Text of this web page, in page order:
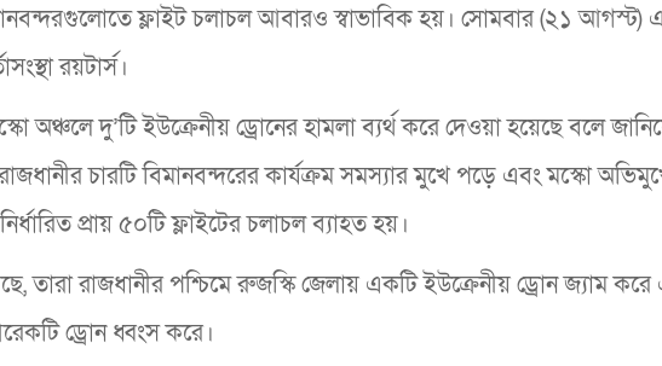
ফ্লাইট চলাচল আবারও স্বাভাবিক হয়। সোমবার (২১ আগস্ট)
রয়টার্স।
অঞ্চলে দু’টি ইউক্রেনীয় ড্রোনের হামলা ব্যর্থ করে দেওয়া হয়েছে বলে
চারটি বিমানবন্দরের কার্যক্রম সমস্যার মুখে পড়ে এবং মস্কো
প্রায় ৫০টি ফ্লাইটের চলাচল ব্যাহত হয়।
তারা রাজধানীর পশ্চিমে রুজস্কি জেলায় একটি ইউক্রেনীয় ড্রোন জ্যাম
ড্রোন ধ্বংস করে।